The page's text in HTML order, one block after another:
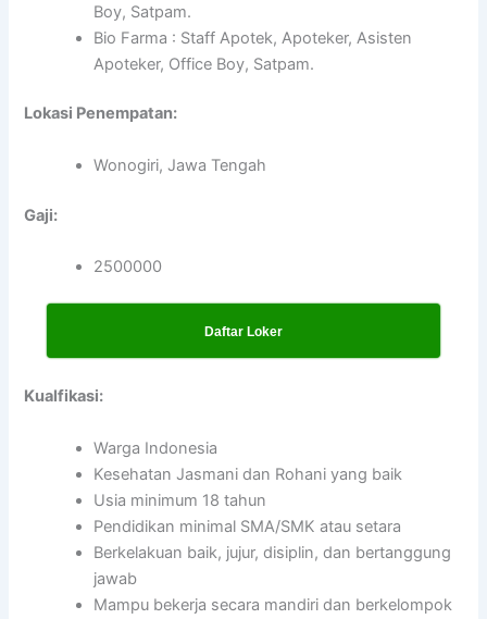
Boy, Satpam.
Bio Farma : Staff Apotek, Apoteker, Asisten
Apoteker, Office Boy, Satpam.
Lokasi Penempatan:
Wonogiri, Jawa Tengah
Gaji:
2500000
Daftar Loker
Kualfikasi:
Warga Indonesia
Kesehatan Jasmani dan Rohani yang baik
Usia minimum 18 tahun
Pendidikan minimal SMA/SMK atau setara
Berkelakuan baik, jujur, disiplin, dan bertanggung
jawab
Mampu bekerja secara mandiri dan berkelompok